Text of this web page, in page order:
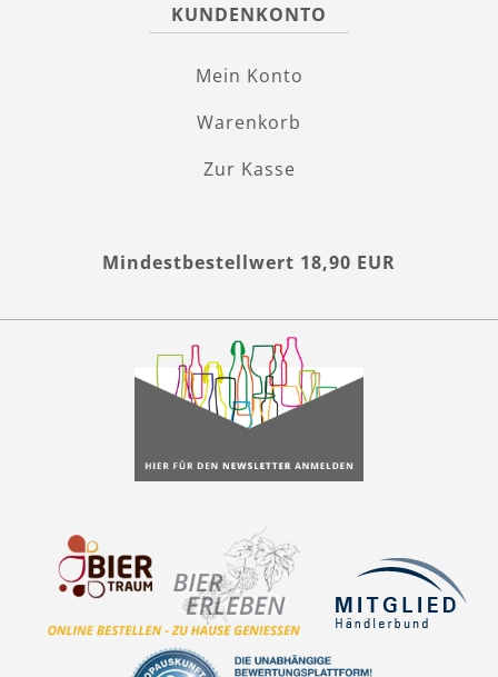
KUNDENKONTO
Mein Konto
Warenkorb
Zur Kasse
Mindestbestellwert 18,90 EUR